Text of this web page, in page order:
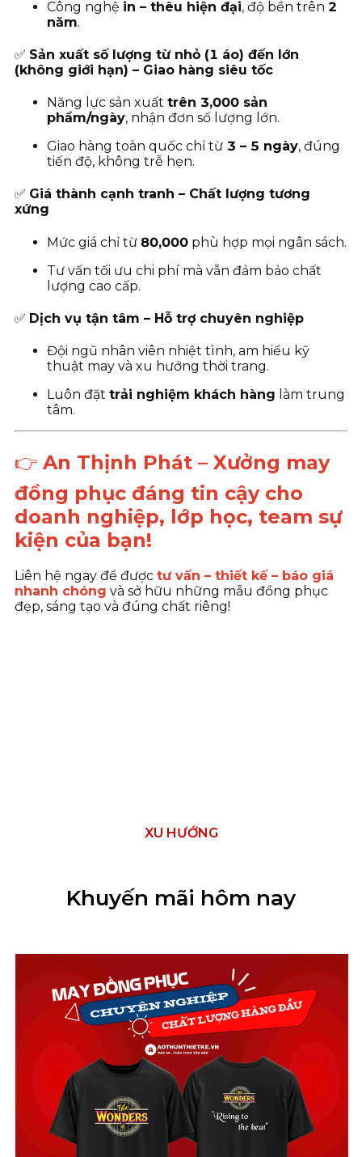
Công nghệ in – thêu hiện đại, độ bền trên 2
năm.
✅ Sản xuất số lượng từ nhỏ (1 áo) đến lớn
(không giới hạn) – Giao hàng siêu tốc
Năng lực sản xuất trên 3,000 sản
phẩm/ngày, nhận đơn số lượng lớn.
Giao hàng toàn quốc chỉ từ 3 – 5 ngày, đúng
tiến độ, không trễ hẹn.
✅ Giá thành cạnh tranh – Chất lượng tương
xứng
Mức giá chỉ từ 80,000 phù hợp mọi ngân sách.
Tư vấn tối ưu chi phí mà vẫn đảm bảo chất
lượng cao cấp.
✅ Dịch vụ tận tâm – Hỗ trợ chuyên nghiệp
Đội ngũ nhân viên nhiệt tình, am hiểu kỹ
thuật may và xu hướng thời trang.
Luôn đặt trải nghiệm khách hàng làm trung
tâm.
👉 An Thịnh Phát – Xưởng may
đồng phục đáng tin cậy cho
doanh nghiệp, lớp học, team sự
kiện của bạn!
Liên hệ ngay để được tư vấn – thiết kế – báo giá
nhanh chóng và sở hữu những mẫu đồng phục
đẹp, sáng tạo và đúng chất riêng!
XU HƯỚNG
Khuyến mãi hôm nay